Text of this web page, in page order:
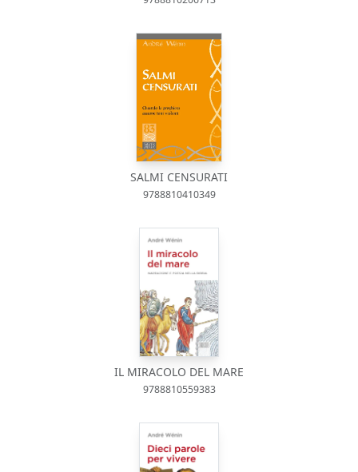
SALMI CENSURATI
9788810410349
IL MIRACOLO DEL MARE
9788810559383